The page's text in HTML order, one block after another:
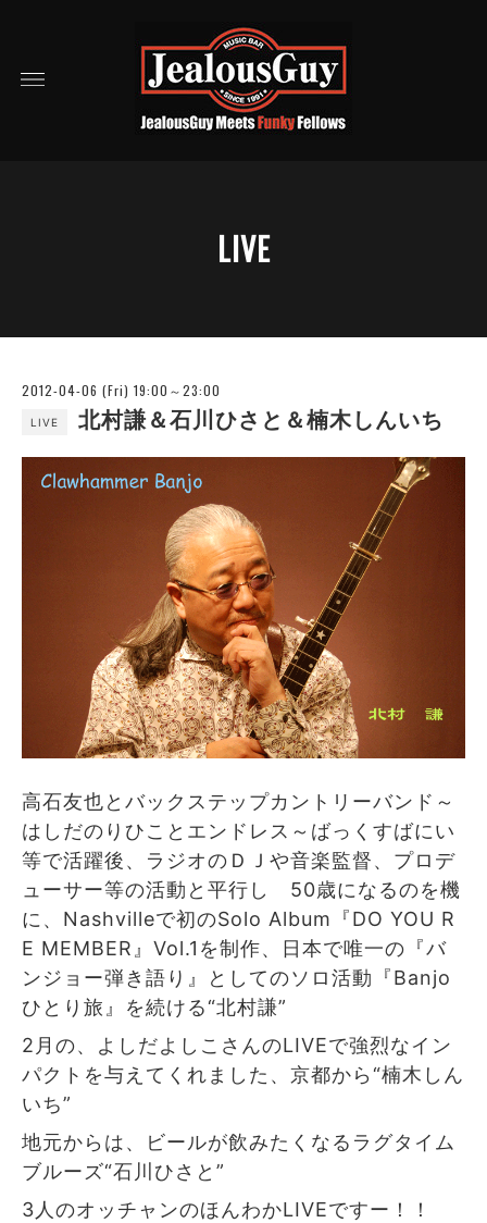
LIVE
2012-04-06 (Fri) 19:00～23:00
LIVE 北村謙＆石川ひさと＆楠木しんいち
高石友也とバックステップカントリーバンド～
はしだのりひことエンドレス～ばっくすばにい
等で活躍後、ラジオのＤＪや音楽監督、プロデ
ューサー等の活動と平行し 50歳になるのを機
に、Nashvilleで初のSolo Album『DO YOU R
E MEMBER』Vol.1を制作、日本で唯一の『バ
ンジョー弾き語り』としてのソロ活動『Banjo
ひとり旅』を続ける“北村謙”
2月の、よしだよしこさんのLIVEで強烈なイン
パクトを与えてくれました、京都から“楠木しん
いち”
地元からは、ビールが飲みたくなるラグタイム
ブルーズ“石川ひさと”
3人のオッチャンのほんわかLIVEですー！！